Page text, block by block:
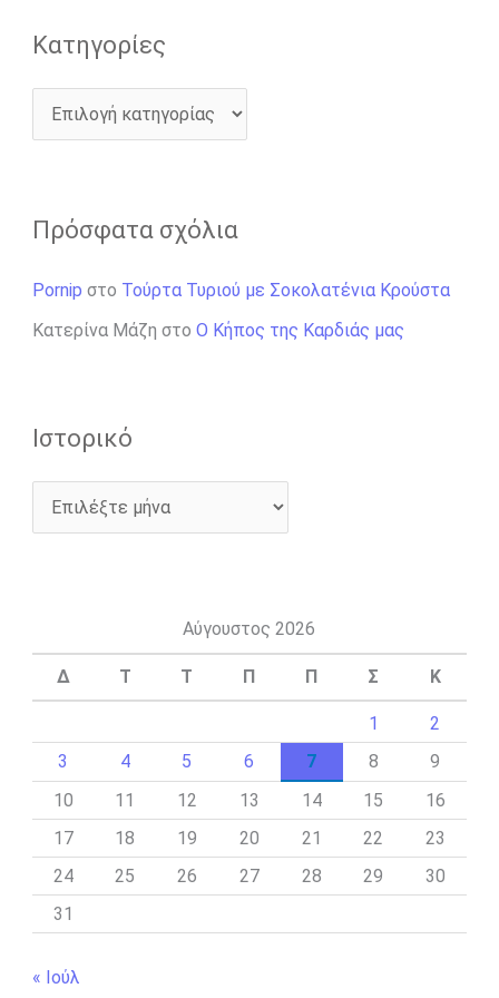
Kατηγορίες
Πρόσφατα σχόλια
Pornip στο Τούρτα Τυριού με Σοκολατένια Κρούστα
Κατερίνα Μάζη στο Ο Κήπος της Καρδιάς μας
Ιστορικό
Αύγουστος 2026
Δ Τ Τ Π Π Σ Κ
1
2
3
4 5 6 7 8
9
10
11 12 13 14 15
16
17
18 19 20 21 22
23
24
25 26 27 28 29
30
31
« Ιούλ